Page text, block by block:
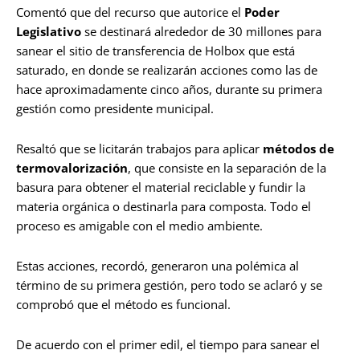
Comentó que del recurso que autorice el Poder
Legislativo se destinará alrededor de 30 millones para
sanear el sitio de transferencia de Holbox que está
saturado, en donde se realizarán acciones como las de
hace aproximadamente cinco años, durante su primera
gestión como presidente municipal.
Resaltó que se licitarán trabajos para aplicar métodos de
termovalorización, que consiste en la separación de la
basura para obtener el material reciclable y fundir la
materia orgánica o destinarla para composta. Todo el
proceso es amigable con el medio ambiente.
Estas acciones, recordó, generaron una polémica al
término de su primera gestión, pero todo se aclaró y se
comprobó que el método es funcional.
De acuerdo con el primer edil, el tiempo para sanear el